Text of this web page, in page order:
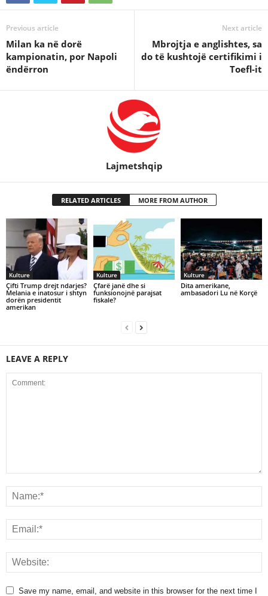
Previous article
Milan ka në dorë
kampionatin, por Napoli
ëndërron
Next article
Mbrojtja e anglishtes, sa
do të kushtojë certifikimi i
Toefl-it
Lajmetshqip
RELATED ARTICLES MORE FROM AUTHOR
Kulture
Çifti Trump drejt ndarjes?
Melania e inatosur i shtyn
dorën presidentit
amerikan
Kulture
Çfarë janë dhe si
funksionojnë parajsat
fiskale?
Kulture
Dita amerikane,
ambasadori Lu në Korçë
LEAVE A REPLY
Save my name, email, and website in this browser for the next time I